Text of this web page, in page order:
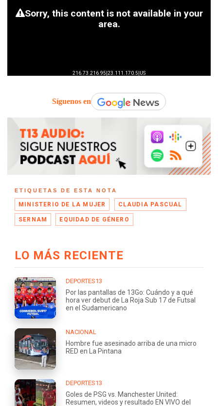
Síguenos en
ETIQUETAS DE ESTA NOTA
MINISTERIO DE LA MUJER CLAUDIA PASCUAL
SERNAM EQUIDAD DE GÉNERO
LO MÁS RECIENTE
DEPORTES13
Por las pantallas de 13Go: Cuándo y a qué
hora ver debut de La Roja Sub 17 de Futsal
en el Sudamericano
NACIONAL
Hombre fue asesinado arriba de una micro
RED en La Pintana
DEPORTES13
Goles de PSG vs. Manchester United:
Resumen, videos y resultado EN VIVO del